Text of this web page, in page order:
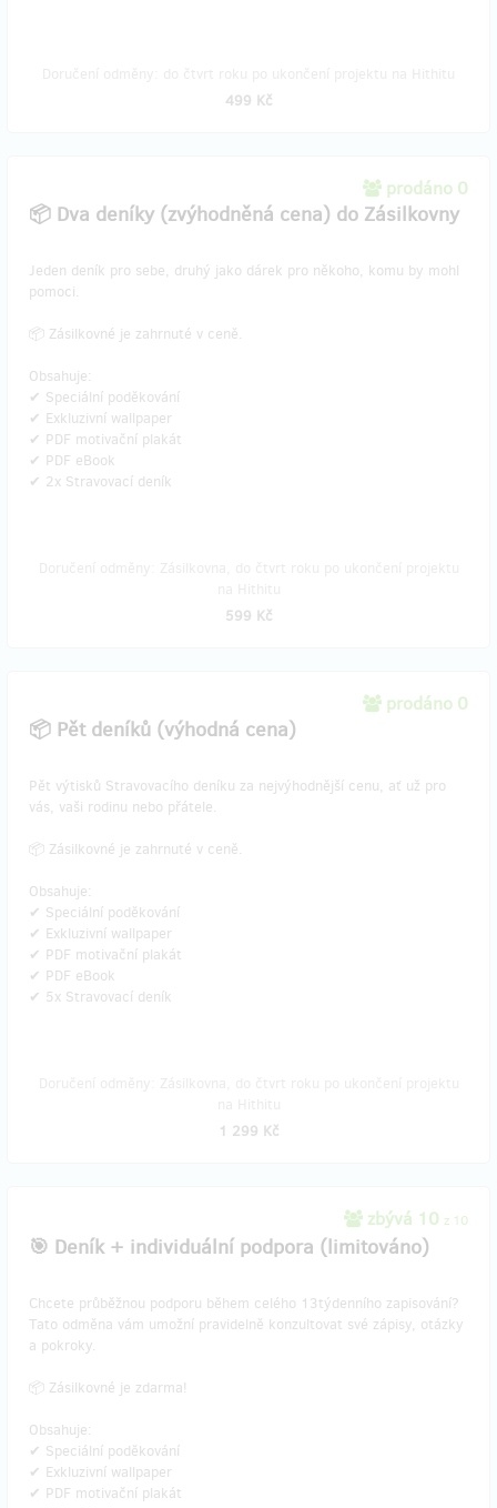
499 Kč
prodáno 0
📦 Dva deníky (zvýhodněná cena) do Zásilkovny
Jeden deník pro sebe, druhý jako dárek pro někoho, komu by mohl
pomoci.
📦 Zásilkovné je zahrnuté v ceně.
Obsahuje:
✔ Speciální poděkování
✔ Exkluzivní wallpaper
✔ PDF motivační plakát
✔ PDF eBook
✔ 2x Stravovací deník
599 Kč
prodáno 0
📦 Pět deníků (výhodná cena)
Pět výtisků Stravovacího deníku za nejvýhodnější cenu, ať už pro
vás, vaši rodinu nebo přátele.
📦 Zásilkovné je zahrnuté v ceně.
Obsahuje:
✔ Speciální poděkování
✔ Exkluzivní wallpaper
✔ PDF motivační plakát
✔ PDF eBook
✔ 5x Stravovací deník
1 299 Kč
zbývá 10 z 10
🎯 Deník + individuální podpora (limitováno)
Chcete průběžnou podporu během celého 13týdenního zapisování?
Tato odměna vám umožní pravidelně konzultovat své zápisy, otázky
a pokroky.
📦 Zásilkovné je zdarma!
Obsahuje:
✔ Speciální poděkování
✔ Exkluzivní wallpaper
✔ PDF motivační plakát